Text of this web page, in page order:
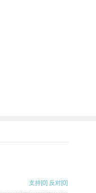
支持[0] 反对[0]